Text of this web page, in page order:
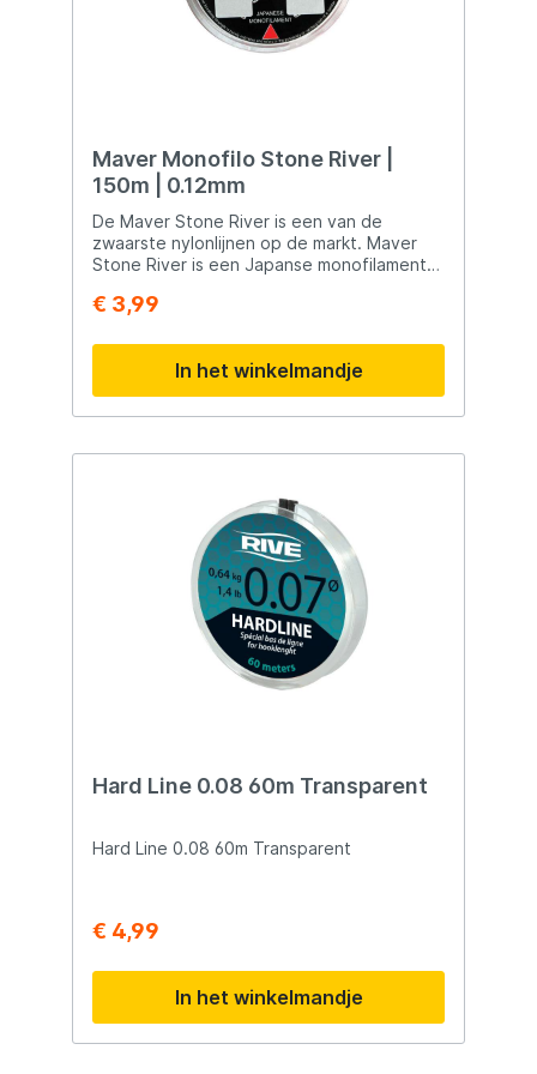
Maver Monofilo Stone River |
150m | 0.12mm
De Maver Stone River is een van de
zwaarste nylonlijnen op de markt. Maver
Stone River is een Japanse monofilament
ijzerdeeltjes. Hierdoor heeft de lijn een
€ 3,99
In het winkelmandje
Hard Line 0.08 60m Transparent
Hard Line 0.08 60m Transparent
€ 4,99
In het winkelmandje